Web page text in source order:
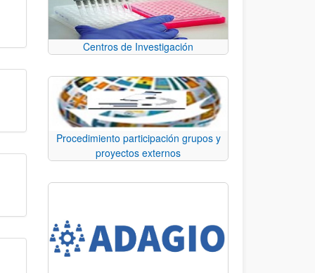
Centros de Investigación
Procedimiento participación grupos y
proyectos externos